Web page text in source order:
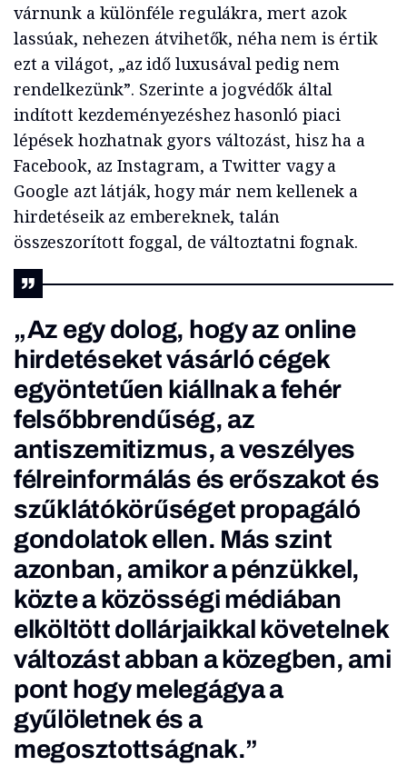
várnunk a különféle regulákra, mert azok
lassúak, nehezen átvihetők, néha nem is értik
ezt a világot, „az idő luxusával pedig nem
rendelkezünk”. Szerinte a jogvédők által
indított kezdeményezéshez hasonló piaci
lépések hozhatnak gyors változást, hisz ha a
Facebook, az Instagram, a Twitter vagy a
Google azt látják, hogy már nem kellenek a
hirdetéseik az embereknek, talán
összeszorított foggal, de változtatni fognak.
„Az egy dolog, hogy az online
hirdetéseket vásárló cégek
egyöntetűen kiállnak a fehér
felsőbbrendűség, az
antiszemitizmus, a veszélyes
félreinformálás és erőszakot és
szűklátókörűséget propagáló
gondolatok ellen. Más szint
azonban, amikor a pénzükkel,
közte a közösségi médiában
elköltött dollárjaikkal követelnek
változást abban a közegben, ami
pont hogy melegágya a
gyűlöletnek és a
megosztottságnak.”